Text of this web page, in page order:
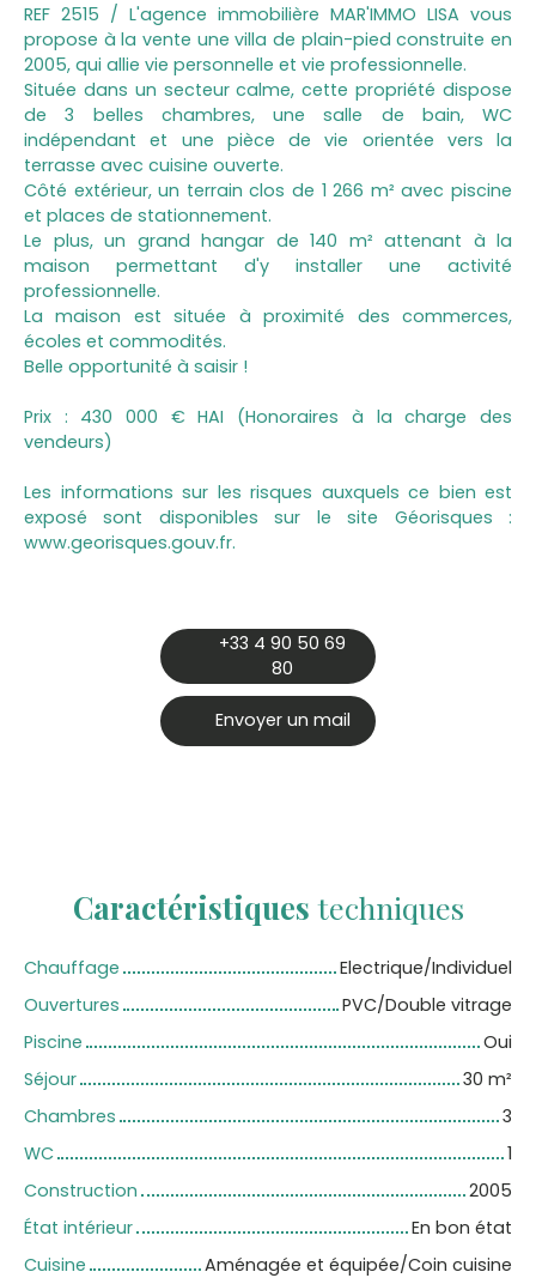
REF 2515 / L'agence immobilière MAR'IMMO LISA vous
propose à la vente une villa de plain-pied construite en
2005, qui allie vie personnelle et vie professionnelle.
Située dans un secteur calme, cette propriété dispose
de 3 belles chambres, une salle de bain, WC
indépendant et une pièce de vie orientée vers la
terrasse avec cuisine ouverte.
Côté extérieur, un terrain clos de 1 266 m² avec piscine
et places de stationnement.
Le plus, un grand hangar de 140 m² attenant à la
maison permettant d'y installer une activité
professionnelle.
La maison est située à proximité des commerces,
écoles et commodités.
Belle opportunité à saisir !
Prix : 430 000 € HAI (Honoraires à la charge des
vendeurs)
Les informations sur les risques auxquels ce bien est
exposé sont disponibles sur le site Géorisques :
www.georisques.gouv.fr.
+33 4 90 50 69
80
Envoyer un mail
Caractéristiques techniques
Chauffage
Electrique/Individuel
Ouvertures
PVC/Double vitrage
Piscine
Oui
Séjour
30 m²
Chambres
3
WC
1
Construction
2005
État intérieur
En bon état
Cuisine
Aménagée et équipée/Coin cuisine